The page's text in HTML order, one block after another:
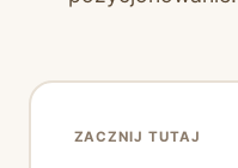
ZACZNIJ TUTAJ